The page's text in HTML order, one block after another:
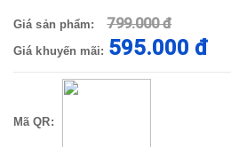
Giá sản phẩm: 799.000 đ
Giá khuyến mãi: 595.000 đ
Mã QR: